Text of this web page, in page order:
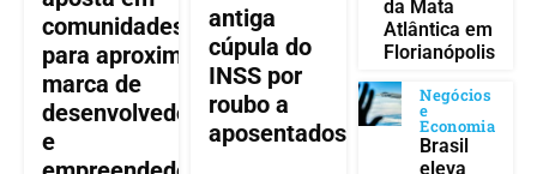
comunidades
para aproximar
marca de
desenvolvedores
e
antiga
cúpula do
INSS por
roubo a
aposentados
da Mata
Atlântica em
Florianópolis
Negócios
e
Economia
Brasil
eleva